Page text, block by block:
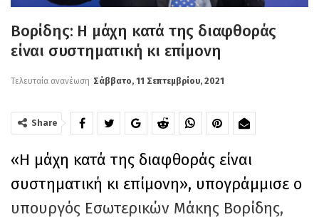
Βορίδης: Η μάχη κατά της διαφθοράς
είναι συστηματική κι επίμονη
Τελευταία ανανέωση Σάββατο, 11 Σεπτεμβρίου, 2021
Share
«Η μάχη κατά της διαφθοράς είναι
συστηματική κι επίμονη», υπογράμμισε ο
υπουργός Εσωτερικών Μάκης Βορίδης,